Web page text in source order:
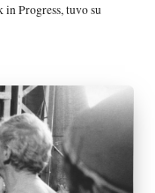
Progress, tuvo su